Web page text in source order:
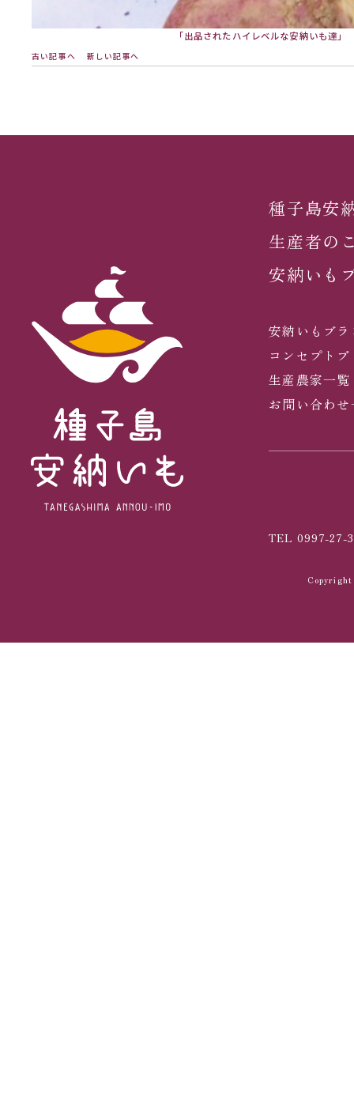
「出品されたハイレベルな安納いも達」
古い記事へ 新しい記事へ
種子島安
生産者の
安納いも
安納いもブ
コンセプト
生産農家一覧
お問い合わ
TEL 0997-27-